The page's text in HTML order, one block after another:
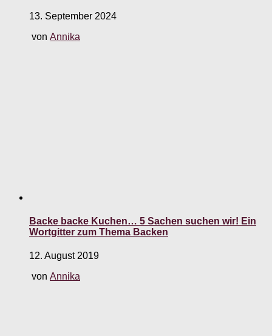
13. September 2024
von Annika
Backe backe Kuchen… 5 Sachen suchen wir! Ein
Wortgitter zum Thema Backen
12. August 2019
von Annika